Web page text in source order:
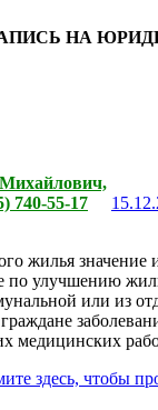
НА
740-55-17
жилья
по улучшению
или из
здесь, чтобы